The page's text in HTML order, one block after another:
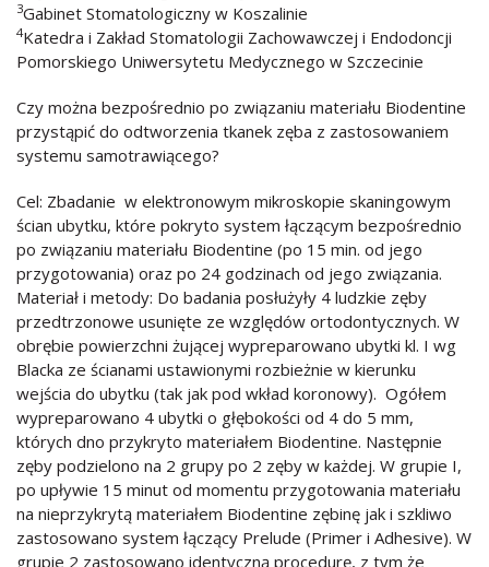
3Gabinet Stomatologiczny w Koszalinie
4Katedra i Zakład Stomatologii Zachowawczej i Endodoncji
Pomorskiego Uniwersytetu Medycznego w Szczecinie
Czy można bezpośrednio po związaniu materiału Biodentine
przystąpić do odtworzenia tkanek zęba z zastosowaniem
systemu samotrawiącego?
Cel: Zbadanie w elektronowym mikroskopie skaningowym
ścian ubytku, które pokryto system łączącym bezpośrednio
po związaniu materiału Biodentine (po 15 min. od jego
przygotowania) oraz po 24 godzinach od jego związania.
Materiał i metody: Do badania posłużyły 4 ludzkie zęby
przedtrzonowe usunięte ze względów ortodontycznych. W
obrębie powierzchni żującej wypreparowano ubytki kl. I wg
Blacka ze ścianami ustawionymi rozbieżnie w kierunku
wejścia do ubytku (tak jak pod wkład koronowy). Ogółem
wypreparowano 4 ubytki o głębokości od 4 do 5 mm,
których dno przykryto materiałem Biodentine. Następnie
zęby podzielono na 2 grupy po 2 zęby w każdej. W grupie I,
po upływie 15 minut od momentu przygotowania materiału
na nieprzykrytą materiałem Biodentine zębinę jak i szkliwo
zastosowano system łączący Prelude (Primer i Adhesive). W
grupie 2 zastosowano identyczną procedurę, z tym że